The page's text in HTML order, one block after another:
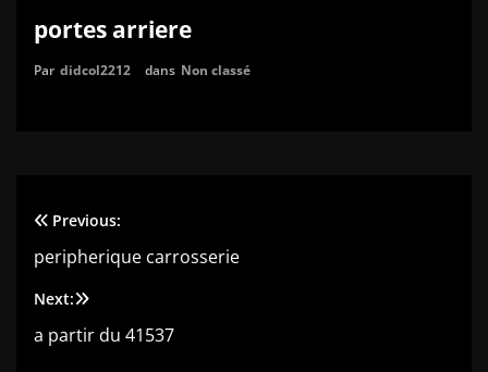
portes arriere
Par didcol2212 dans Non classé
Navigation
de
l’article
Previous:
peripherique carrosserie
Next:
a partir du 41537